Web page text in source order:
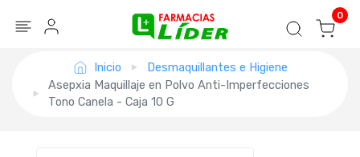
Seguir mi pedido 0
Inicio
Desmaquillantes e Higiene
Asepxia Maquillaje en Polvo Anti-Imperfecciones
Tono Canela - Caja 10 G